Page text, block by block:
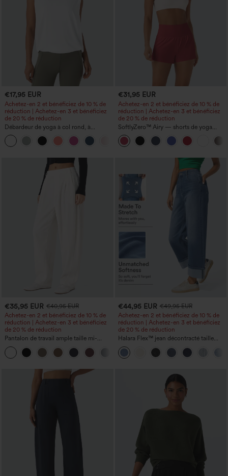
€17,95 EUR
Achetez-en 2 et bénéficiez de 10 % de
réduction | Achetez-en 3 et bénéficiez
de 20 % de réduction
Débardeur de yoga à col rond, à
fronces, effet rafraîchissant - UPF50+
+16
€31,95 EUR
Achetez-en 2 et bénéficiez de 10 % de
réduction | Achetez-en 3 et bénéficiez
de 20 % de réduction
SoftlyZero™ Airy — shorts de yoga
super taille haute 2-en-1 InstantCool
avec poches
€35,95 EUR €40,95 EUR
Achetez-en 2 et bénéficiez de 10 % de
réduction | Achetez-en 3 et bénéficiez
de 20 % de réduction
Pantalon de travail ample taille mi-
haute, coupe « barrel » (jambe en forme
de tonneau) avec poches
+3
€44,95 EUR €49,95 EUR
Achetez-en 2 et bénéficiez de 10 % de
réduction | Achetez-en 3 et bénéficiez
de 20 % de réduction
Halara Flex™ jean décontracté taille
haute, large, avec poches, ourlet
retroussé et effet délavé